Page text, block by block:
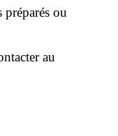
ou
au